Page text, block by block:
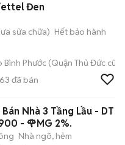
Đen
sửa chữa) Hết bảo hành
Bình Phước (Quận Thủ Đức cũ)
đã bán
Nhà 3 Tầng Lầu - DT
- 🌹MG 2%.
Nhà ngõ, hẻm